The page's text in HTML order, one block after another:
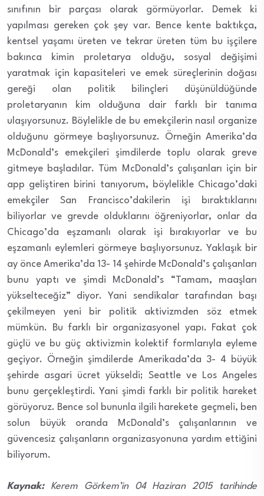
sınıfının bir parçası olarak görmüyorlar. Demek ki
yapılması gereken çok şey var. Bence kente baktıkça,
kentsel yaşamı üreten ve tekrar üreten tüm bu işçilere
bakınca kimin proletarya olduğu, sosyal değişimi
yaratmak için kapasiteleri ve emek süreçlerinin doğası
gereği olan politik bilinçleri düşünüldüğünde
proletaryanın kim olduğuna dair farklı bir tanıma
ulaşıyorsunuz. Böylelikle de bu emekçilerin nasıl organize
olduğunu görmeye başlıyorsunuz. Örneğin Amerika’da
McDonald’s emekçileri şimdilerde toplu olarak greve
gitmeye başladılar. Tüm McDonald’s çalışanları için bir
app geliştiren birini tanıyorum, böylelikle Chicago’daki
emekçiler San Francisco’dakilerin işi bıraktıklarını
biliyorlar ve grevde olduklarını öğreniyorlar, onlar da
Chicago’da eşzamanlı olarak işi bırakıyorlar ve bu
eşzamanlı eylemleri görmeye başlıyorsunuz. Yaklaşık bir
ay önce Amerika’da 13- 14 şehirde McDonald’s çalışanları
bunu yaptı ve şimdi McDonald’s “Tamam, maaşları
yükselteceğiz” diyor. Yani sendikalar tarafından başı
çekilmeyen yeni bir politik aktivizmden söz etmek
mümkün. Bu farklı bir organizasyonel yapı. Fakat çok
güçlü ve bu güç aktivizmin kolektif formlarıyla eyleme
geçiyor. Örneğin şimdilerde Amerikada’da 3- 4 büyük
şehirde asgari ücret yükseldi; Seattle ve Los Angeles
bunu gerçekleştirdi. Yani şimdi farklı bir politik hareket
görüyoruz. Bence sol bununla ilgili harekete geçmeli, ben
solun büyük oranda McDonald’s çalışanlarının ve
güvencesiz çalışanların organizasyonuna yardım ettiğini
biliyorum.
Kaynak:
Kerem Görkem’in 04 Haziran 2015 tarihinde